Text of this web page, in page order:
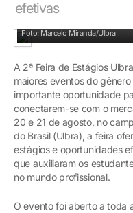
efetivas
Foto: Marcelo Miranda/Ulbra
A 2ª Feira de Estágios
maiores eventos do
importante oportunidade
conectarem-se com o
20 e 21 de agosto, no
do Brasil (Ulbra), a feira
estágios e oportunidades
que auxiliaram os
no mundo profissional.
O evento foi aberto a toda